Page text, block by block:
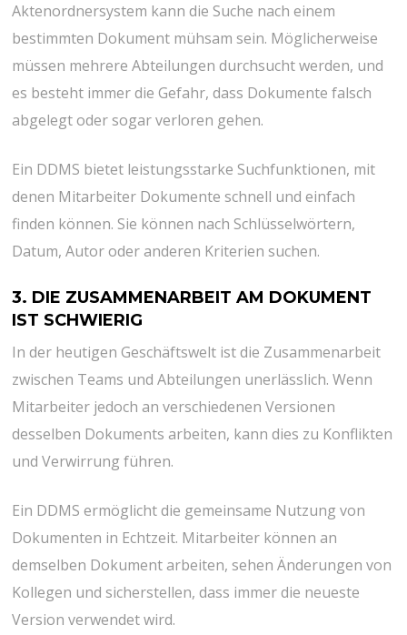
Aktenordnersystem kann die Suche nach einem
bestimmten Dokument mühsam sein. Möglicherweise
müssen mehrere Abteilungen durchsucht werden, und
es besteht immer die Gefahr, dass Dokumente falsch
abgelegt oder sogar verloren gehen.
Ein DDMS bietet leistungsstarke Suchfunktionen, mit
denen Mitarbeiter Dokumente schnell und einfach
finden können. Sie können nach Schlüsselwörtern,
Datum, Autor oder anderen Kriterien suchen.
3. DIE ZUSAMMENARBEIT AM DOKUMENT
IST SCHWIERIG
In der heutigen Geschäftswelt ist die Zusammenarbeit
zwischen Teams und Abteilungen unerlässlich. Wenn
Mitarbeiter jedoch an verschiedenen Versionen
desselben Dokuments arbeiten, kann dies zu Konflikten
und Verwirrung führen.
Ein DDMS ermöglicht die gemeinsame Nutzung von
Dokumenten in Echtzeit. Mitarbeiter können an
demselben Dokument arbeiten, sehen Änderungen von
Kollegen und sicherstellen, dass immer die neueste
Version verwendet wird.